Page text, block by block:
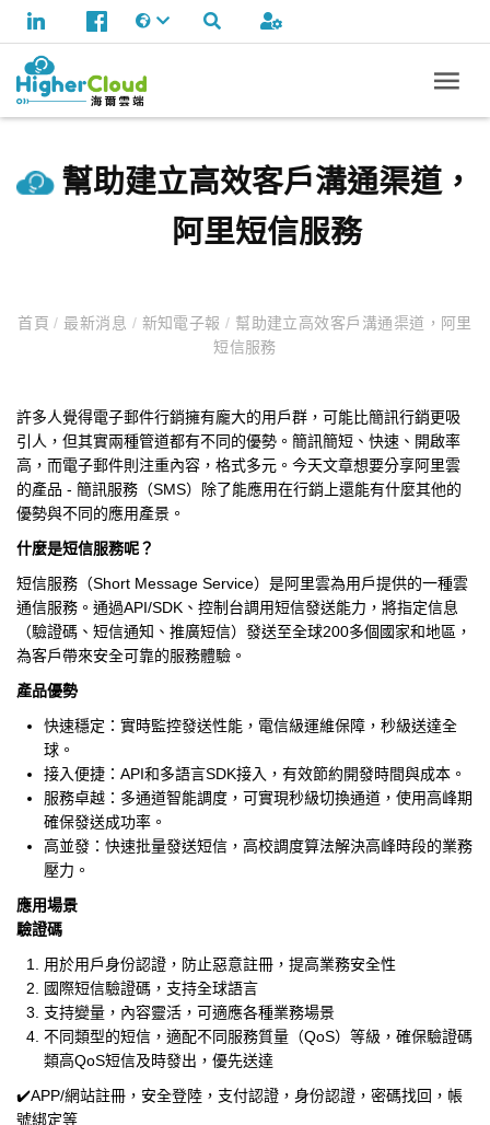
幫助建立高效客戶溝通渠道，
阿里短信服務
首頁/ 最新消息 / 新知電子報/ 幫助建立高效客戶溝通渠道，阿里
短信服務
許多人覺得電子郵件行銷擁有龐大的用戶群，可能比簡訊行銷更吸
引人，但其實兩種管道都有不同的優勢。簡訊簡短、快速、開啟率
高，而電子郵件則注重內容，格式多元。今天文章想要分享阿里雲
的產品 - 簡訊服務（SMS）除了能應用在行銷上還能有什麼其他的
優勢與不同的應用產景。
什麼是短信服務呢？
短信服務（Short Message Service）是阿里雲為用戶提供的一種雲
通信服務。通過API/SDK、控制台調用短信發送能力，將指定信息
（驗證碼、短信通知、推廣短信）發送至全球200多個國家和地區，
為客戶帶來安全可靠的服務體驗。
產品優勢
快速穩定：實時監控發送性能，電信級運維保障，秒級送達全
球。
接入便捷：API和多語言SDK接入，有效節約開發時間與成本。
服務卓越：多通道智能調度，可實現秒級切換通道，使用高峰期
確保發送成功率。
高並發：快速批量發送短信，高校調度算法解決高峰時段的業務
壓力。
應用場景
驗證碼
用於用戶身份認證，防止惡意註冊，提高業務安全性
國際短信驗證碼，支持全球語言
支持變量，內容靈活，可適應各種業務場景
不同類型的短信，適配不同服務質量（QoS）等級，確保驗證碼
類高QoS短信及時發出，優先送達
✔️APP/網站註冊，安全登陸，支付認證，身份認證，密碼找回，帳
號綁定等